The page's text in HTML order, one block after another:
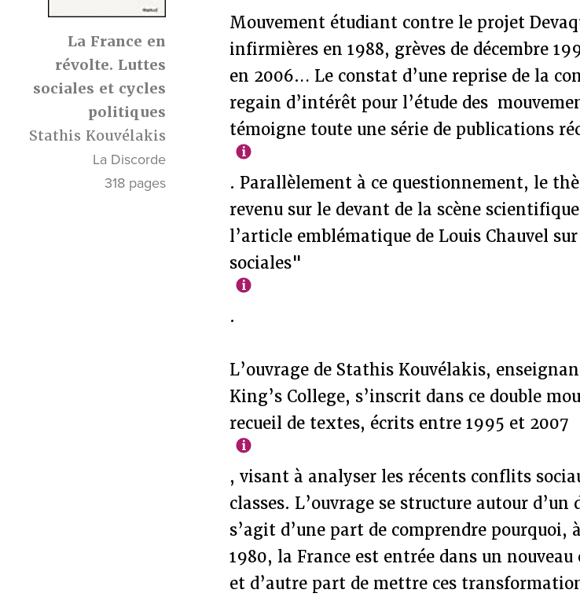
La France en
révolte. Luttes
sociales et cycles
politiques
Stathis Kouvélakis
La Discorde
318 pages
Mouvement étudiant contre le projet
infirmières en 1988, grèves de décembre
en 2006… Le constat d’une reprise de la
regain d’intérêt pour l’étude des
témoigne toute une série de publications
. Parallèlement à ce questionnement, le
revenu sur le devant de la scène
l’article emblématique de Louis Chauvel
sociales"
.
L’ouvrage de Stathis Kouvélakis,
King’s College, s’inscrit dans ce double
recueil de textes, écrits entre 1995 et 2007
, visant à analyser les récents conflits
classes. L’ouvrage se structure autour
s’agit d’une part de comprendre pourquoi,
1980, la France est entrée dans un
et d’autre part de mettre ces